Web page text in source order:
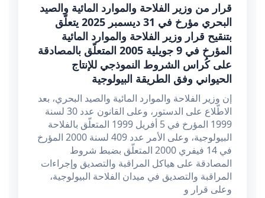
قرار من وزير الفلاحة والموارد المائية والصيد
البحري مؤرخ في 31 ديسمبر 2025 يتعلّق
بتنقيح قرار وزير الفلاحة والموارد المائية
المؤرخ في 9 جويلية 2005 المتعلّق بالمصادقة
على كُراس الشروط النموذجي للإنتاج
الحيواني وفق الطريقة البيولوجية
إن وزير الفلاحة والموارد المائية والصيد البحري، بعد
الاطّلاع على الدستور، وعلى القانون عدد 30 لسنة
1999 المؤرخ في 5 أفريل 1999 المتعلّق بالفلاحة
البيولوجية، وعلى الأمر عدد 409 لسنة 2000 المؤرخ
في 14 فيفري 2000 المتعلّق بضبط شروط
المصادقة على هياكل المراقبة والتصديق وإجراءات
المراقبة والتصديق في ميدان الفلاحة البيولوجية،
وعلى قرار و